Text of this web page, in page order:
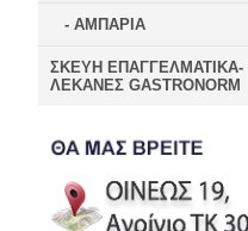
- ΑΜΠΑΡΙΑ
ΣΚΕΥΗ ΕΠΑΓΓΕΛΜΑΤΙΚΑ-
ΛΕΚΑΝΕΣ GASTRONORM